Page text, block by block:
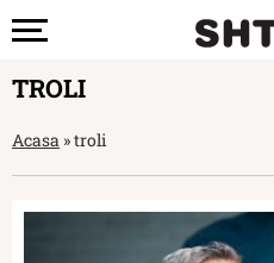
TROLI
Acasa »troli